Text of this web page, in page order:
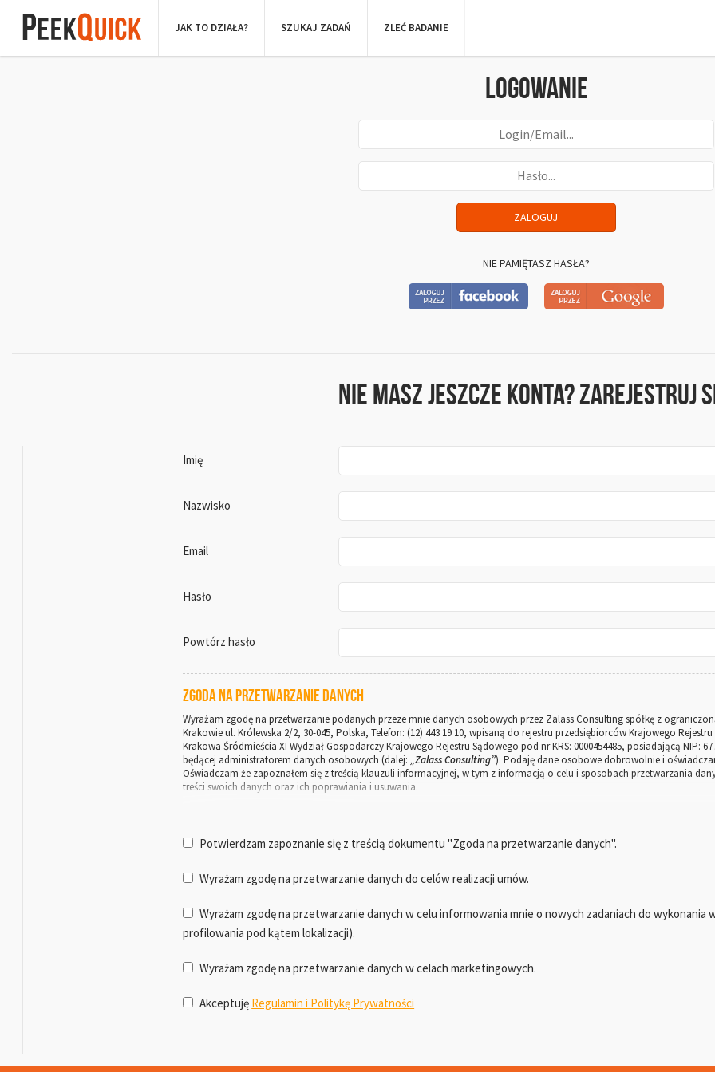
JAK TO DZIAŁA? SZUKAJ ZADAŃ ZLEĆ BADANIE
Logowanie
NIE PAMIĘTASZ HASŁA?
Nie masz jeszcze konta? Zarejestruj
Imię
Nazwisko
Email
Hasło
Powtórz hasło
Zgoda na przetwarzanie danych
Wyrażam zgodę na przetwarzanie podanych przeze mnie danych osobowych przez Zalass Consulting spółkę z
Krakowie ul. Królewska 2/2, 30-045, Polska, Telefon: (12) 443 19 10, wpisaną do rejestru przedsiębiorców Krajowego
Krakowa Śródmieścia XI Wydział Gospodarczy Krajowego Rejestru Sądowego pod nr KRS: 0000454485, posiadającą NIP:
będącej administratorem danych osobowych (dalej:„Zalass Consulting”). Podaję dane osobowe dobrowolnie i
Oświadczam że zapoznałem się z treścią klauzuli informacyjnej, w tym z informacją o celu i sposobach przetwarzania
treści swoich danych oraz ich poprawiania i usuwania.
1. podjęcia na żądanie wykonawcy działań zmierzających do zawarcia umowy z Zalass Consulting (podstawa prawna:
2. realizacji zawartej z Zalass Consulting umowy (podstawa prawna: art. 6 ust. 1 lit. b) Rozporządzenia RODO);
art. 6 ust. 1 lit. c) Rozporządzenia RODO);
4. marketingu i promocji, produktów i usług oferowanych przez Zalass Consulting (podstawa prawna: art. 6 ust. 1 lit. a)
Rozporządzenia RODO).
Potwierdzam zapoznanie się z treścią dokumentu "Zgoda na przetwarzanie danych".
Wyrażam zgodę na przetwarzanie danych do celów realizacji umów.
Wyrażam zgodę na przetwarzanie danych w celu informowania mnie o nowych zadaniach do wykonania
profilowania pod kątem lokalizacji).
Wyrażam zgodę na przetwarzanie danych w celach marketingowych.
Akceptuję Regulamin i Politykę Prywatności